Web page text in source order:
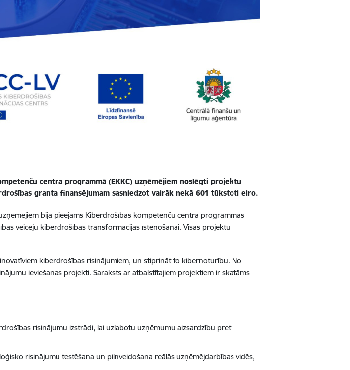
centra programmā (EKKC) uzņēmējiem noslēgti projektu
granta finansējumam sasniedzot vairāk nekā 601 tūkstoti eiro.
bija pieejams Kiberdrošības kompetenču centra programmas
veicēju kiberdrošības transformācijas īstenošanai. Visas projektu
kiberdrošības risinājumiem, un stiprināt to kibernoturību. No
ieviešanas projekti. Saraksts ar atbalstītajiem projektiem ir skatāms
.
risinājumu izstrādi, lai uzlabotu uzņēmumu aizsardzību pret
risinājumu testēšana un pilnveidošana reālās uzņēmējdarbības vidēs,